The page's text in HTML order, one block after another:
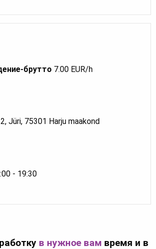
брутто 7.00 EUR/h
Jüri, 75301 Harju maakond
- 19:30
в нужное вам время и в